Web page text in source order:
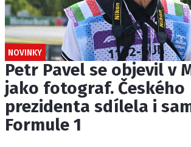
NOVINKY
Petr Pavel se objevil v
jako fotograf. Českého
prezidenta sdílela i
Formule 1